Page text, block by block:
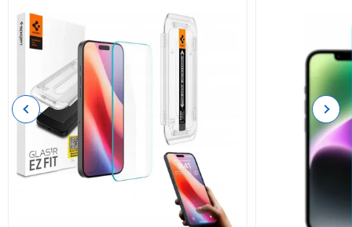
Previous Next